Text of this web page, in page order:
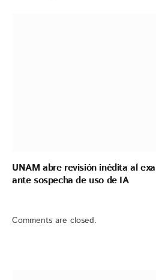
UNAM abre revisión inédita al
ante sospecha de uso de IA
Comments are closed.